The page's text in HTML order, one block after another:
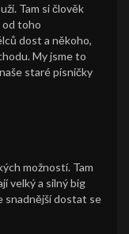
Tam si člověk
od toho
dost a někoho,
My jsme to
staré písničky
možností. Tam
velký a silný big
snadnější dostat se